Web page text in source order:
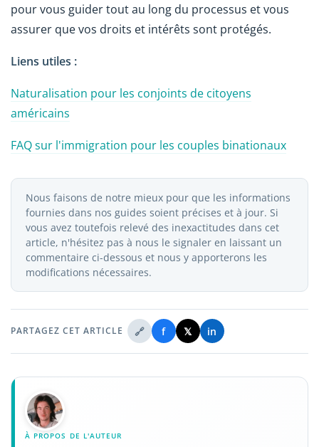
pour vous guider tout au long du processus et vous
assurer que vos droits et intérêts sont protégés.
Liens utiles :
Naturalisation pour les conjoints de citoyens
américains
FAQ sur l'immigration pour les couples binationaux
Nous faisons de notre mieux pour que les informations
fournies dans nos guides soient précises et à jour. Si
vous avez toutefois relevé des inexactitudes dans cet
article, n'hésitez pas à nous le signaler en laissant un
commentaire ci-dessous et nous y apporterons les
modifications nécessaires.
PARTAGEZ CET ARTICLE 🔗 f 𝕏 in
À PROPOS DE L'AUTEUR